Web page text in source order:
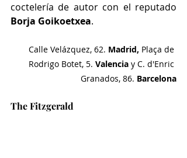
Borja Goikoetxea.
Calle Velázquez, 62. Madrid, Plaça de
Rodrigo Botet, 5. Valencia y C. d'Enric
Granados, 86. Barcelona
The Fitzgerald